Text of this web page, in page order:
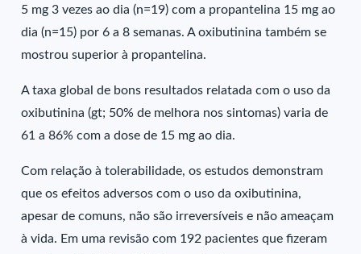
5 mg 3 vezes ao dia (n=19) com a propantelina 15 mg ao
dia (n=15) por 6 a 8 semanas. A oxibutinina também se
mostrou superior à propantelina.
A taxa global de bons resultados relatada com o uso da
oxibutinina (gt; 50% de melhora nos sintomas) varia de
61 a 86% com a dose de 15 mg ao dia.
Com relação à tolerabilidade, os estudos demonstram
que os efeitos adversos com o uso da oxibutinina,
apesar de comuns, não são irreversíveis e não ameaçam
à vida. Em uma revisão com 192 pacientes que fizeram